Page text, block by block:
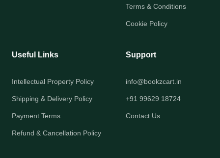
Terms & Conditions
Cookie Policy
Useful Links
Intellectual Property Policy
Shipping & Delivery Policy
Payment Terms
Refund & Cancellation Policy
Support
info@bookzcart.in
+91 99629 18724
Contact Us